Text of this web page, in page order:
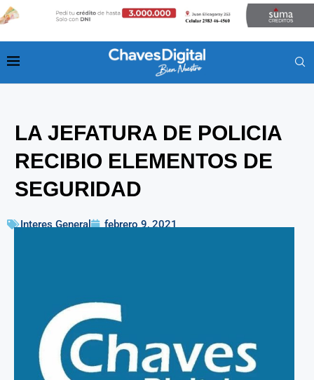
LA JEFATURA DE POLICIA
RECIBIO ELEMENTOS DE
SEGURIDAD
Interes General febrero 9, 2021